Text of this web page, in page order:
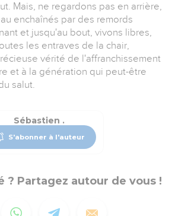
Mais, ne regardons pas en arrière,
enchaînés par des remords
et jusqu'au bout, vivons libres,
les entraves de la chair,
vérité de l'affranchissement
et à la génération qui peut-être
salut.
Sébastien .
S'abonner à l'auteur
? Partagez autour de vous !